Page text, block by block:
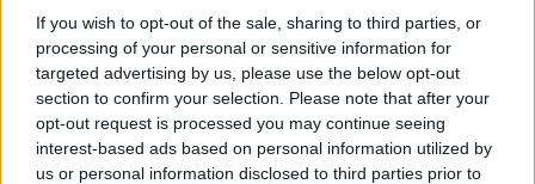
If you wish to opt-out of the sale, sharing to third parties, or
processing of your personal or sensitive information for
targeted advertising by us, please use the below opt-out
section to confirm your selection. Please note that after your
opt-out request is processed you may continue seeing
interest-based ads based on personal information utilized by
us or personal information disclosed to third parties prior to